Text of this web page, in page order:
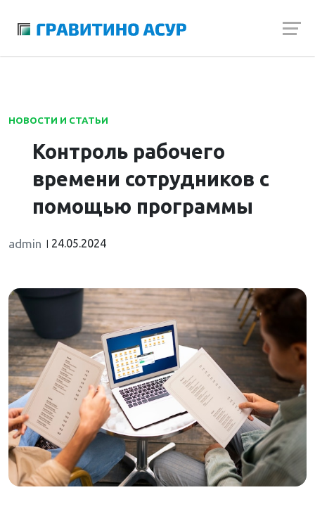
НОВОСТИ И СТАТЬИ
Контроль рабочего
времени сотрудников с
помощью программы
admin 24.05.2024